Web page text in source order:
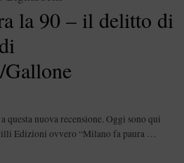
la 90 – il delitto di
questa nuova recensione. Oggi sono qui
Edizioni ovvero “Milano fa paura …